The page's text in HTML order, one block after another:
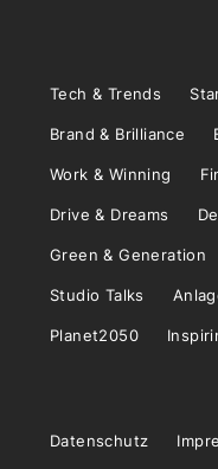
Tech & Trends
Brand & Brilliance
Work & Winning
Drive & Dreams
Green & Generation
Studio Talks
Planet2050
Datenschutz